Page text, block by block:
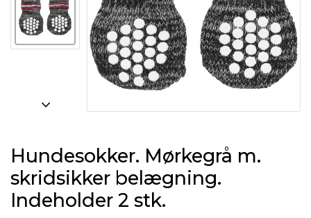
Hundesokker. Mørkegrå m.
skridsikker belægning.
Indeholder 2 stk.